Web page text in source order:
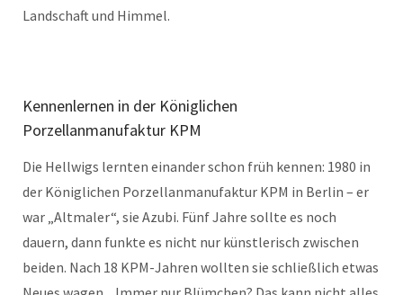
Landschaft und Himmel.
Kennenlernen in der Königlichen
Porzellanmanufaktur KPM
Die Hellwigs lernten einander schon früh kennen: 1980 in
der Königlichen Porzellanmanufaktur KPM in Berlin – er
war „Altmaler“, sie Azubi. Fünf Jahre sollte es noch
dauern, dann funkte es nicht nur künstlerisch zwischen
beiden. Nach 18 KPM-Jahren wollten sie schließlich etwas